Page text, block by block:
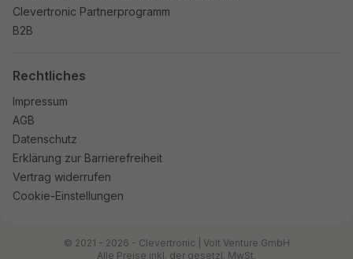
Clevertronic Partnerprogramm
B2B
Rechtliches
Impressum
AGB
Datenschutz
Erklärung zur Barrierefreiheit
Vertrag widerrufen
Cookie-Einstellungen
© 2021 - 2026 - Clevertronic | Volt Venture GmbH
Alle Preise inkl. der gesetzl. MwSt.